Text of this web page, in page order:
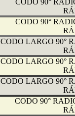
CODO 90°
CODO 90°
CODO LARGO 90°
CODO LARGO 90°
CODO LARGO 90°
CODO 90°